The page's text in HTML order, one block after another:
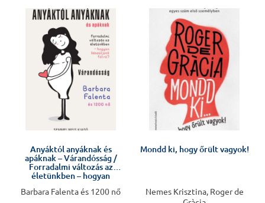
Anyáktól anyáknak és
apáknak – Várandósság /
Forradalmi változás az
életünkben – hogyan
Barbara Falenta és 1200 nő
Mondd ki, hogy őrült vagyok!
Nemes Krisztina, Roger de